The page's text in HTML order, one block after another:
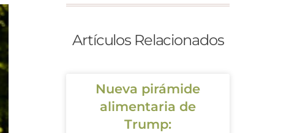
Artículos Relacionados
Nueva pirámide
alimentaria de
Trump: